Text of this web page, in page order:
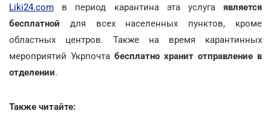
Liki24.com в период карантина эта услуга является
бесплатной для всех населенных пунктов, кроме
областных центров. Также на время карантинных
мероприятий Укрпочта бесплатно хранит отправление в
отделении.
Также читайте: